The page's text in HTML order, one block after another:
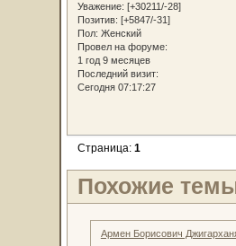
Уважение: [+30211/-28]
Позитив: [+5847/-31]
Пол: Женский
Провел на форуме:
1 год 9 месяцев
Последний визит:
Сегодня 07:17:27
Страница: 1
Похожие
Армен Борисович